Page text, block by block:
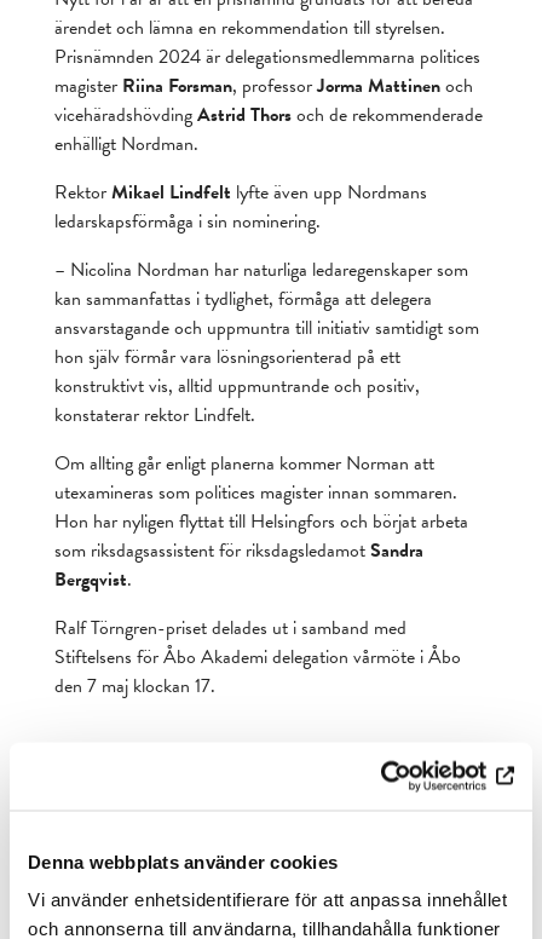
Denna webbplats använder cookies
Vi använder enhetsidentifierare för att anpassa innehållet
och annonserna till användarna, tillhandahålla funktioner
ärendet och lämna en rekommendation till styrelsen.
Prisnämnden 2024 är delegationsmedlemmarna politices
magister Riina Forsman, professorJorma Mattinenoch
vicehäradshövdingAstrid Thorsoch de rekommenderade
enhälligt Nordman.
RektorMikael Lindfelt lyfte även upp Nordmans
ledarskapsförmåga i sin nominering.
– Nicolina Nordman har naturliga ledaregenskaper som
kan sammanfattas i tydlighet, förmåga att delegera
ansvarstagande och uppmuntra till initiativ samtidigt som
hon själv förmår vara lösningsorienterad på ett
konstruktivt vis, alltid uppmuntrande och positiv,
konstaterar rektor Lindfelt.
Om allting går enligt planerna kommer Norman att
utexamineras som politices magister innan sommaren.
Hon har nyligen flyttat till Helsingfors och börjat arbeta
som riksdagsassistent för riksdagsledamotSandra
Bergqvist.
Ralf Törngren-priset delades ut i samband med
Stiftelsens för Åbo Akademi delegation vårmöte i Åbo
den 7 maj klockan 17.
Ralf Törngren-priset instiftades år 2001 av Stiftelsen för Åbo